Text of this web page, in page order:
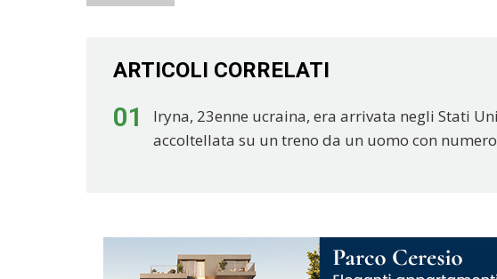
ARTICOLI CORRELATI
01
Iryna, 23enne ucraina, era arrivata negli Stati
accoltellata su un treno da un uomo con